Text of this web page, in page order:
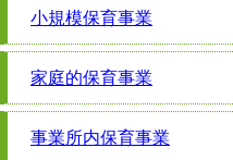
小規模保育事業
家庭的保育事業
事業所内保育事業